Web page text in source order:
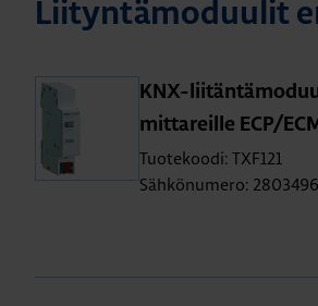
Lii­tyn­tä­mo­duu­lit
KNX-
mit­ta­reil­le ECP/
Tuotekoodi: TXF121
Sähkönumero: 2803496